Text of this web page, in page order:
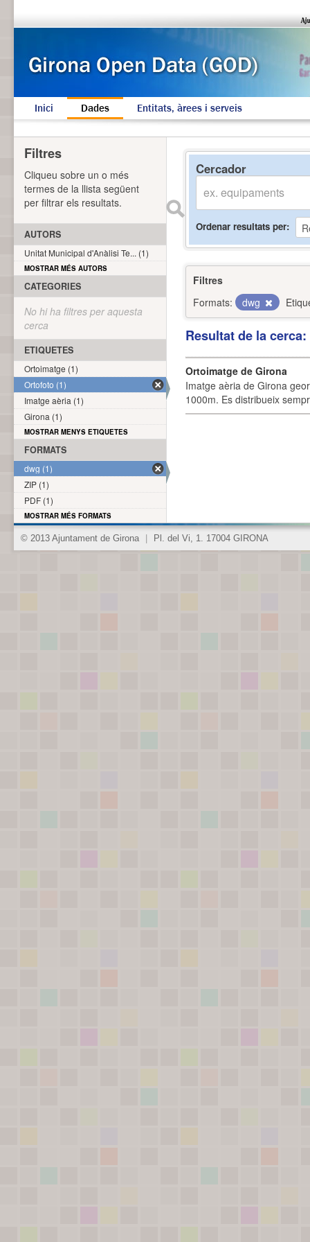
Inici Dades Entitats, àrees i serveis
Cercador
Ordenar resultats per
Filtres
Formats:
dwg
Resultat de la
Ortoimatge de Girona
Imatge aèria de Girona
1000m. Es distribueix
Filtres
Cliqueu sobre un o més
termes de la llista següent
per filtrar els resultats.
AUTORS
Unitat Municipal d'Anàlisi Te... (1)
MOSTRAR MÉS AUTORS
CATEGORIES
No hi ha filtres per aquesta
cerca
ETIQUETES
Ortoimatge (1)
Ortofoto (1)
Imatge aèria (1)
Girona (1)
MOSTRAR MENYS ETIQUETES
FORMATS
dwg (1)
ZIP (1)
PDF (1)
MOSTRAR MÉS FORMATS
© 2013 Ajuntament de Girona Pl. del Vi, 1. 17004 GIRONA